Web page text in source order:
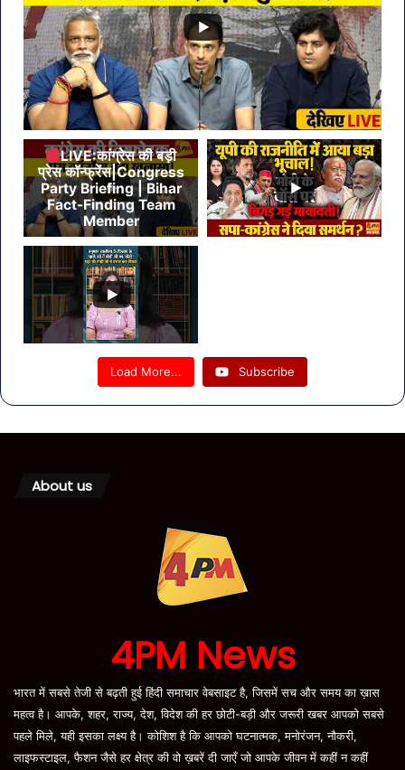
LIVE:कांग्रेस की बड़ी
प्रेस कॉन्फ्रेंस|Congress
Party Briefing | Bihar
Fact-Finding Team
Member
Load More... Subscribe
About us
4PM News
भारत में सबसे तेजी से बढ़ती हुई हिंदी समाचार वेबसाइट है, जिसमें सच और समय का ख़ास
महत्व है। आपके, शहर, राज्य, देश, विदेश की हर छोटी-बड़ी और जरूरी खबर आपको सबसे
पहले मिले, यही इसका लक्ष्य है। कोशिश है कि आपको घटनात्मक, मनोरंजन, नौकरी,
लाइफस्टाइल, फैशन जैसे हर क्षेत्र की वो ख़बरें दी जाएँ जो आपके जीवन में कहीं न कहीं